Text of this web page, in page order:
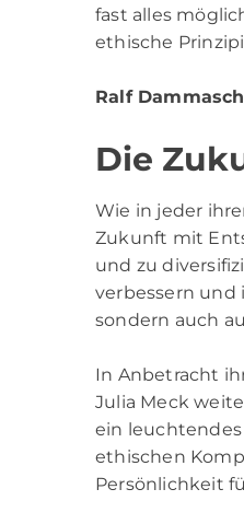
fast alles
ethische
Ralf
Die
Wie in jeder
Zukunft mit
und zu
verbessern und
sondern auch
In Anbetracht
Julia Meck
ein
ethischen
Persönlichkeit